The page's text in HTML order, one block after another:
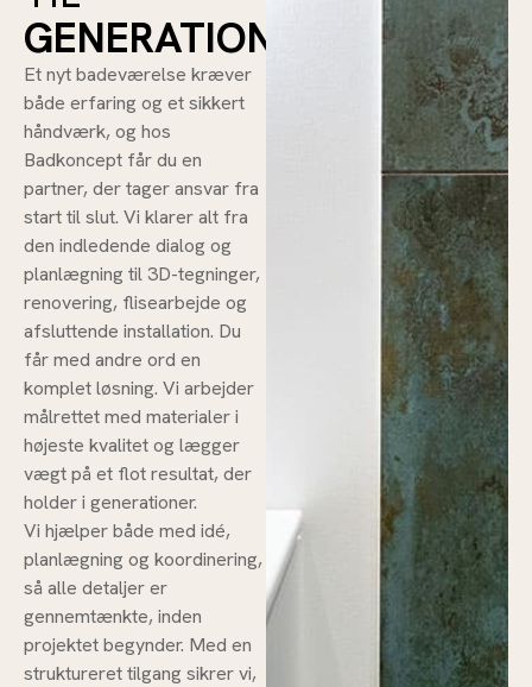
GENERATIONER
Et nyt badeværelse kræver
både erfaring og et sikkert
håndværk, og hos
Badkoncept får du en
partner, der tager ansvar fra
start til slut. Vi klarer alt fra
den indledende dialog og
planlægning til 3D-tegninger,
renovering, flisearbejde og
afsluttende installation. Du
får med andre ord en
komplet løsning. Vi arbejder
målrettet med materialer i
højeste kvalitet og lægger
vægt på et flot resultat, der
holder i generationer.
Vi hjælper både med idé,
planlægning og koordinering,
så alle detaljer er
gennemtænkte, inden
projektet begynder. Med en
struktureret tilgang sikrer vi,